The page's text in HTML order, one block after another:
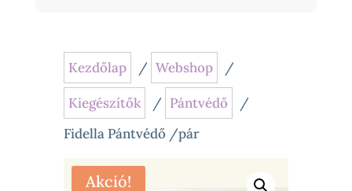
Kezdőlap / Webshop /
Kiegészítők / Pántvédő
/
Fidella Pántvédő /pár
Akció!